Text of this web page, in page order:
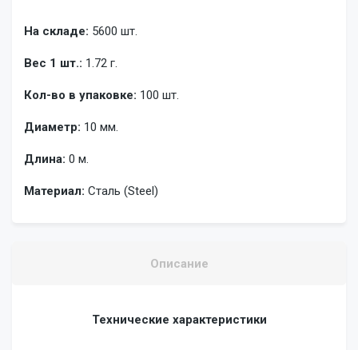
На складе: 5600 шт.
Вес 1 шт.: 1.72 г.
Кол-во в упаковке: 100 шт.
Диаметр: 10 мм.
Длина: 0 м.
Материал: Сталь (Steel)
Описание
Технические характеристики